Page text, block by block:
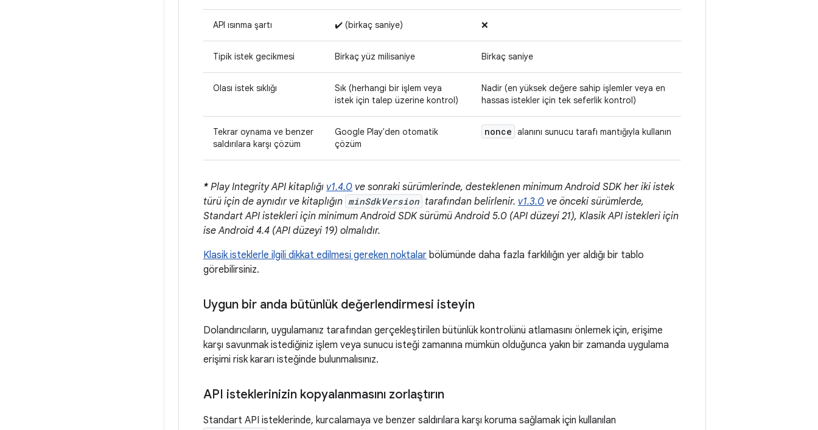
API ısınma şartı ✔️ (birkaç saniye) ❌
Tipik istek gecikmesi Birkaç yüz milisaniye Birkaç saniye
Olası istek sıklığı
Sık (herhangi bir işlem veya
istek için talep üzerine kontrol)
Nadir (en yüksek değere sahip işlemler veya en
hassas istekler için tek seferlik kontrol)
Tekrar oynama ve benzer
saldırılara karşı çözüm
Google Play'den otomatik
çözüm
nonce alanını sunucu tarafı mantığıyla kullanın
* Play Integrity API kitaplığı v1.4.0 ve sonraki sürümlerinde, desteklenen minimum Android SDK her iki istek
türü için de aynıdır ve kitaplığın minSdkVersion tarafından belirlenir. v1.3.0 ve önceki sürümlerde,
Standart API istekleri için minimum Android SDK sürümü Android 5.0 (API düzeyi 21), Klasik API istekleri için
ise Android 4.4 (API düzeyi 19) olmalıdır.
Klasik isteklerle ilgili dikkat edilmesi gereken noktalar bölümünde daha fazla farklılığın yer aldığı bir tablo
görebilirsiniz.
Uygun bir anda bütünlük değerlendirmesi isteyin
Dolandırıcıların, uygulamanız tarafından gerçekleştirilen bütünlük kontrolünü atlamasını önlemek için, erişime
karşı savunmak istediğiniz işlem veya sunucu isteği zamanına mümkün olduğunca yakın bir zamanda uygulama
erişimi risk kararı isteğinde bulunmalısınız.
API isteklerinizin kopyalanmasını zorlaştırın
Standart API isteklerinde, kurcalamaya ve benzer saldırılara karşı koruma sağlamak için kullanılan